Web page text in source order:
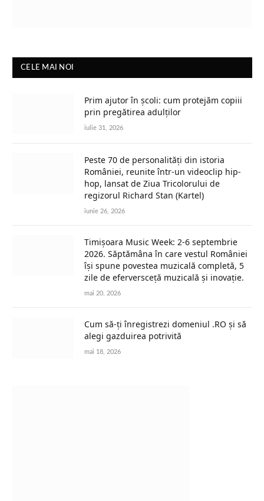
CELE MAI NOI
Prim ajutor în școli: cum protejăm copiii
prin pregătirea adulților
iulie 31, 2026
Peste 70 de personalități din istoria
României, reunite într-un videoclip hip-
hop, lansat de Ziua Tricolorului de
regizorul Richard Stan (Kartel)
iunie 26, 2026
Timișoara Music Week: 2-6 septembrie
2026. Săptămâna în care vestul României
își spune povestea muzicală completă, 5
zile de eferversceță muzicală și inovație.
mai 20, 2026
Cum să-ți înregistrezi domeniul .RO și să
alegi gazduirea potrivită
mai 18, 2026